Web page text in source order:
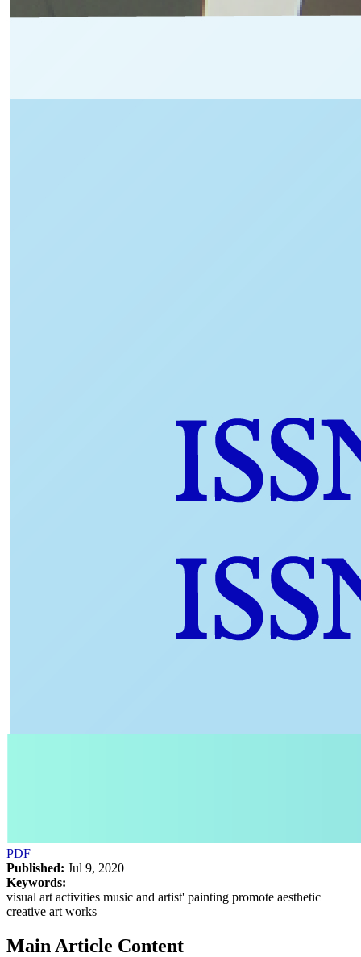
PDF
Published: Jul 9, 2020
Keywords:
visual art activities music and artist' painting promote aesthetic
creative art works
Main Article Content